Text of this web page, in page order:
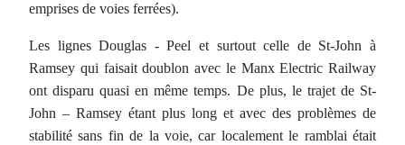
emprises de voies ferrées).
Les lignes Douglas - Peel et surtout celle de St-John à
Ramsey qui faisait doublon avec le Manx Electric Railway
ont disparu quasi en même temps. De plus, le trajet de St-
John – Ramsey étant plus long et avec des problèmes de
stabilité sans fin de la voie, car localement le ramblai était